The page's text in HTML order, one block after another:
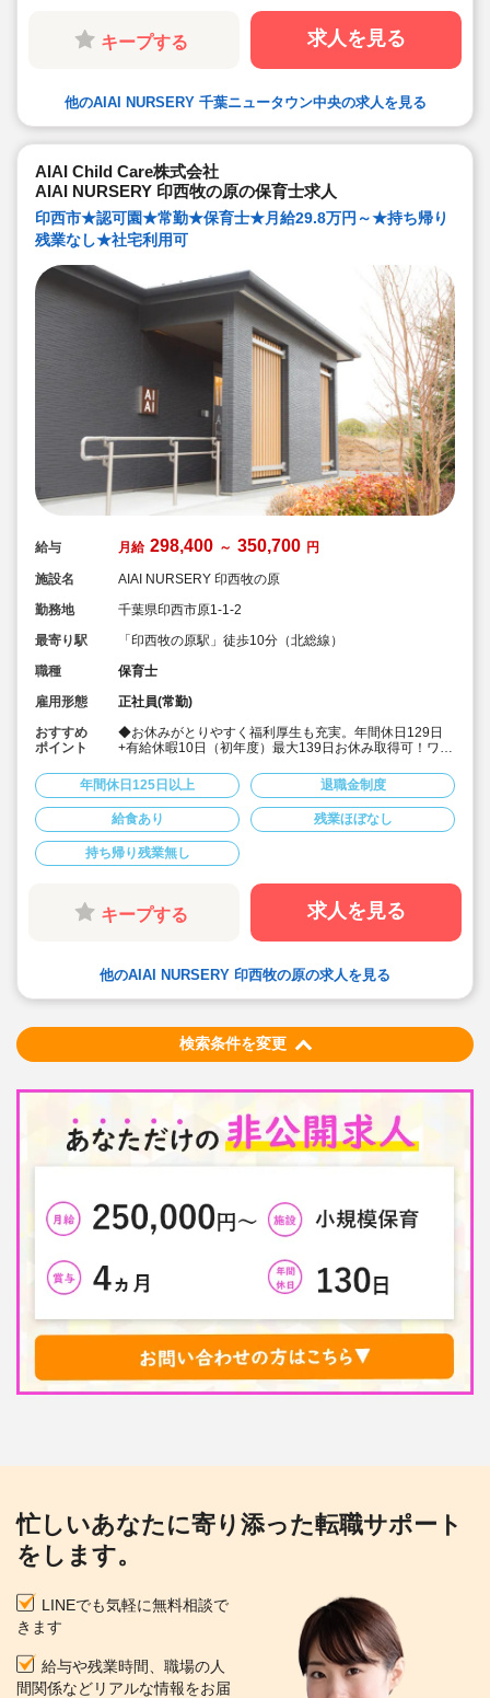
業がありません。ICTツールで書類作成の負担を軽減して
◆子ども主体の温かみのある保育環境を大切にしていま
す。大型遊具や床暖房完備の快適な保育室など、充実し
た環境を整えています。
別療育も行っています。療育へのキャリアチェンジも可
制度を用意しています。
◆育児休業取得率94%・復職率89%
◆宿舎借り上げ制度利用可能です！※規定内であれば敷
金・礼金等会社が負担してくださいます。
◆園の壁装飾なし(持ち帰りを発生させないため)
キープする 求人を見る
他のAIAI NURSERY 千葉ニュータウン中央の求人を見る
AIAI Child Care株式会社
AIAI NURSERY 印西牧の原の保育士求人
印西市★認可園★常勤★保育士★月給29.8万円～★持ち帰り
残業なし★社宅利用可
給与 月給 298,400 ～ 350,700 円
施設名
AIAI NURSERY 印西牧の原
勤務地
千葉県印西市原1-1-2
最寄り駅
「印西牧の原駅」徒歩10分（北総線）
職種
保育士
雇用形態
正社員(常勤)
おすすめ
ポイント
◆お休みがとりやすく福利厚生も充実。年間休日129日
+有給休暇10日（初年度）最大139日お休み取得可！ワー
◆給食費補助、借り上げ社宅制度あり、退職金制度など
福利厚生も充実しています
◆少人数制保育で子ども一人ひとりに寄り添う保育がで
きます。
◆チーム保育で複数担任制を取っております。
◆保育に専念できる環境づくり
連絡帳や日誌のアプリ化を始め、園だより等も手書き作
業がありません。ICTツールで書類作成の負担を軽減して
◆子ども主体の温かみのある保育環境を大切にしていま
す。大型遊具や床暖房完備の快適な保育室など、充実し
別療育も行っています。療育へのキャリアチェンジも可
ブランクがあっても安心です。勤続年数に合わせた研修
制度を用意しています。
◆育児休業取得率94%・復職率89%
年間休日125日以上 退職金制度
給食あり 残業ほぼなし
持ち帰り残業無し
キープする 求人を見る
他のAIAI NURSERY 印西牧の原の求人を見る
検索条件を変更
忙しいあなたに寄り添った転職サポート
をします。
LINEでも気軽に無料相談で
きます
給与や残業時間、職場の人
間関係などリアルな情報をお届